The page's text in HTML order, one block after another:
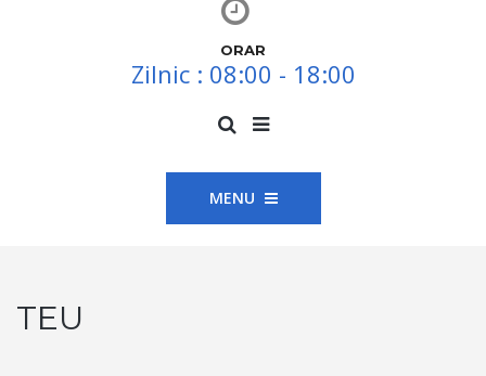
ORAR
Zilnic : 08:00 - 18:00
MENU
TEU